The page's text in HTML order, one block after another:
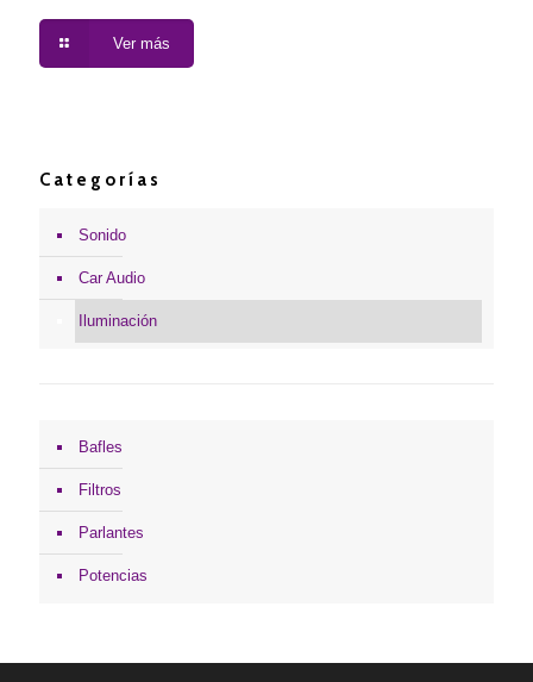
Ver más
Categorías
Sonido
Car Audio
Iluminación
Bafles
Filtros
Parlantes
Potencias